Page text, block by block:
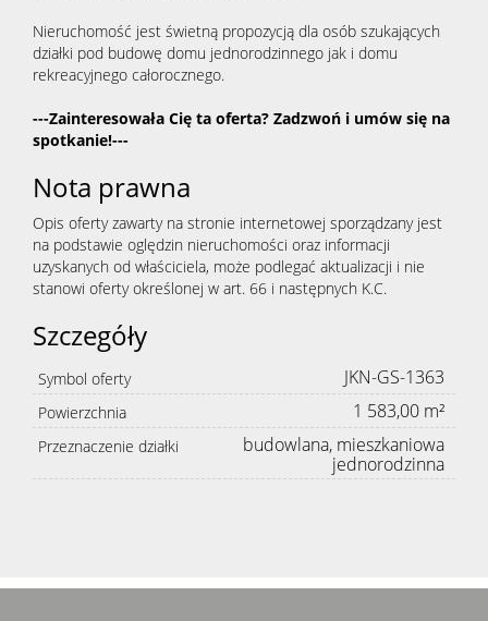
Nieruchomość jest świetną propozycją dla osób szukających
działki pod budowę domu jednorodzinnego jak i domu
rekreacyjnego całorocznego.
---Zainteresowała Cię ta oferta? Zadzwoń i umów się na
spotkanie!---
Nota prawna
Opis oferty zawarty na stronie internetowej sporządzany jest
na podstawie oględzin nieruchomości oraz informacji
uzyskanych od właściciela, może podlegać aktualizacji i nie
stanowi oferty określonej w art. 66 i następnych K.C.
Szczegóły
Symbol oferty JKN-GS-1363
Powierzchnia 1 583,00 m²
Przeznaczenie działki
budowlana, mieszkaniowa
jednorodzinna